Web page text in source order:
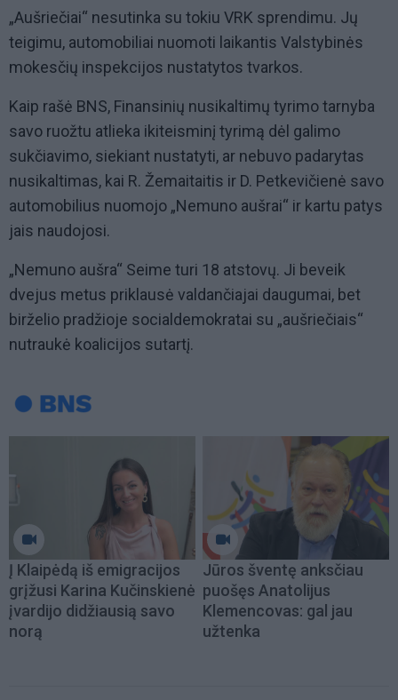
„Aušriečiai“ nesutinka su tokiu VRK sprendimu. Jų
teigimu, automobiliai nuomoti laikantis Valstybinės
mokesčių inspekcijos nustatytos tvarkos.
Kaip rašė BNS, Finansinių nusikaltimų tyrimo tarnyba
savo ruožtu atlieka ikiteisminį tyrimą dėl galimo
sukčiavimo, siekiant nustatyti, ar nebuvo padarytas
nusikaltimas, kai R. Žemaitaitis ir D. Petkevičienė savo
automobilius nuomojo „Nemuno aušrai“ ir kartu patys
jais naudojosi.
„Nemuno aušra“ Seime turi 18 atstovų. Ji beveik
dvejus metus priklausė valdančiajai daugumai, bet
birželio pradžioje socialdemokratai su „aušriečiais“
nutraukė koalicijos sutartį.
Į Klaipėdą iš emigracijos
grįžusi Karina Kučinskienė
įvardijo didžiausią savo
norą
Jūros šventę anksčiau
puošęs Anatolijus
Klemencovas: gal jau
užtenka